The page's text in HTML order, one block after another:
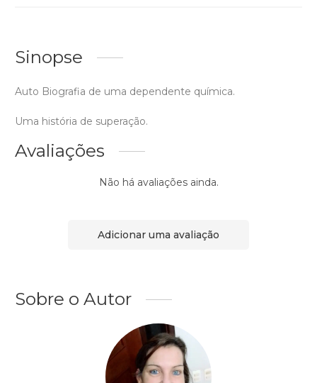
Sinopse
Auto Biografia de uma dependente química.
Uma história de superação.
Avaliações
Não há avaliações ainda.
Adicionar uma avaliação
Sobre o Autor